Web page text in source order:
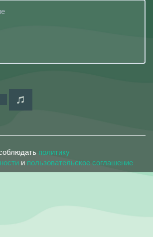
политику
и пользовательское соглашение